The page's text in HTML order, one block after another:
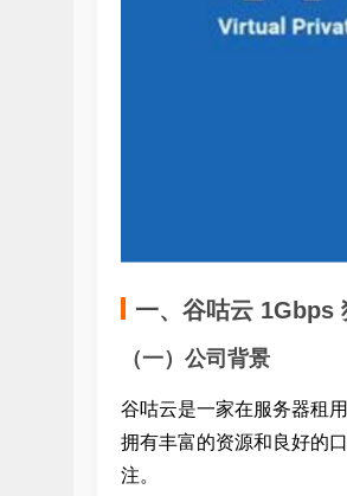
一、谷咕云 1Gbps
（一）公司背景
谷咕云是一家在服务器租
拥有丰富的资源和良好的
注。